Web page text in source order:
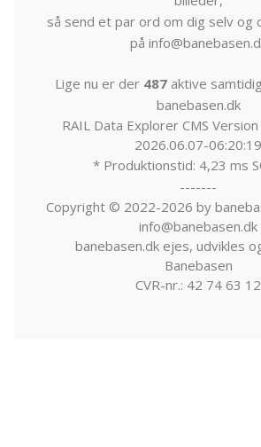
så send et par ord om dig selv og
på
Lige nu er der 487aktive
banebasen.dk
RAIL Data Explorer CMS
2026.06.07-06:20:19
* Produktionstid: 4,23 ms
-------
Copyright © 2022-2026 by
info@banebasen.dk
banebasen.dk ejes, udvikles
Banebasen
CVR-nr.: 42 74 63 12